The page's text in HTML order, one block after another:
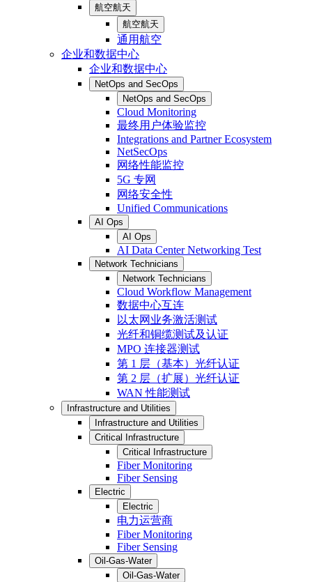
航空航天
航空航天
通用航空
企业和数据中心
企业和数据中心
NetOps and SecOps
NetOps and SecOps
Cloud Monitoring
最终用户体验监控
Integrations and Partner Ecosystem
NetSecOps
网络性能监控
5G 专网
网络安全性
Unified Communications
AI Ops
AI Ops
AI Data Center Networking Test
Network Technicians
Network Technicians
Cloud Workflow Management
数据中心互连
以太网业务激活测试
光纤和铜缆测试及认证
MPO 连接器测试
第 1 层（基本）光纤认证
第 2 层（扩展）光纤认证
WAN 性能测试
Infrastructure and Utilities
Infrastructure and Utilities
Critical Infrastructure
Critical Infrastructure
Fiber Monitoring
Fiber Sensing
Electric
Electric
电力运营商
Fiber Monitoring
Fiber Sensing
Oil-Gas-Water
Oil-Gas-Water